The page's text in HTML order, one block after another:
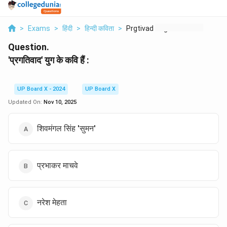
> Exams > हिंदी > हिन्दी कविता > Prgtivad Yug Ke Kvi ...
Question.
'प्रगतिवाद' युग के कवि हैं :
UP Board X - 2024
UP Board X
Updated On: Nov 10, 2025
शिवमंगल सिंह 'सुमन'
प्रभाकर माचवे
नरेश मेहता